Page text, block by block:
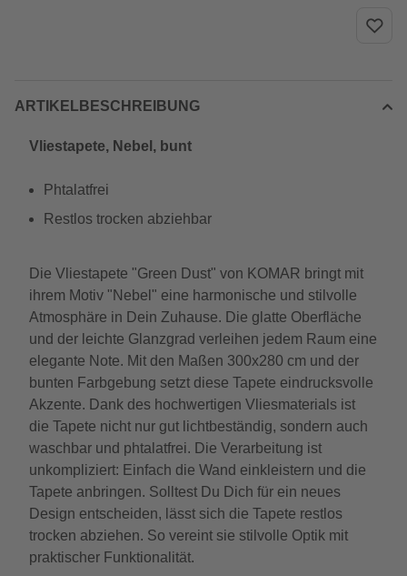
ARTIKELBESCHREIBUNG
Vliestapete, Nebel, bunt
Phtalatfrei
Restlos trocken abziehbar
Die Vliestapete "Green Dust" von KOMAR bringt mit
ihrem Motiv "Nebel" eine harmonische und stilvolle
Atmosphäre in Dein Zuhause. Die glatte Oberfläche
und der leichte Glanzgrad verleihen jedem Raum eine
elegante Note. Mit den Maßen 300x280 cm und der
bunten Farbgebung setzt diese Tapete eindrucksvolle
Akzente. Dank des hochwertigen Vliesmaterials ist
die Tapete nicht nur gut lichtbeständig, sondern auch
waschbar und phtalatfrei. Die Verarbeitung ist
unkompliziert: Einfach die Wand einkleistern und die
Tapete anbringen. Solltest Du Dich für ein neues
Design entscheiden, lässt sich die Tapete restlos
trocken abziehen. So vereint sie stilvolle Optik mit
praktischer Funktionalität.